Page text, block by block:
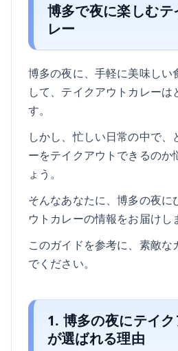
博多で夜に楽しむテ
レー
博多の夜に、手軽に美味しい
して、テイクアウトカレーは
す。
しかし、忙しい日常の中で、
ーをテイクアウトできるのか
ょう。
そんなあなたに、博多の夜に
ウトカレーの情報をお届けし
このガイドを参考に、素敵な
でください。
1. 博多の夜にテイ
が選ばれる理由